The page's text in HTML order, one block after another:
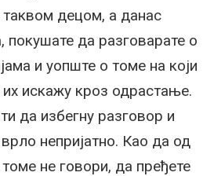
таквом децом, а данас
да разговарате о
и уопште о томе на који
искажу кроз одрастање.
да избегну разговор и
непријатно. Као да од
не говори, да пређете